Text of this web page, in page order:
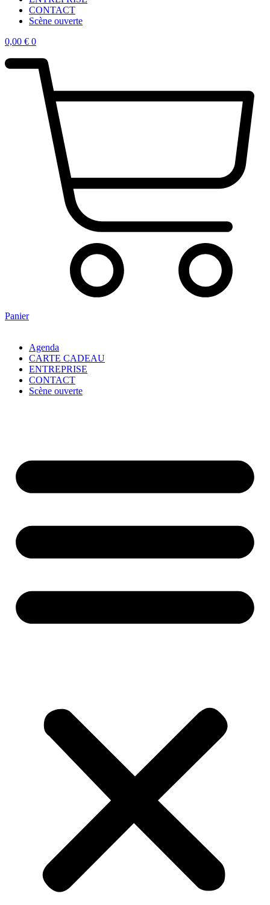
CONTACT
Scène ouverte
0,00 € 0
Panier
Agenda
CARTE CADEAU
ENTREPRISE
CONTACT
Scène ouverte